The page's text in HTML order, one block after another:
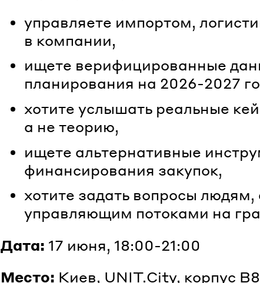
управляете импортом,
в компании,
ищете верифицированные
планирования на 2026-2027
хотите услышать реальные
а не теорию,
ищете альтернативные
финансирования закупок,
хотите задать вопросы
управляющим потоками на
Дата: 17 июня, 18:00-21:00
Место: Киев, UNIT.City, корпус В8